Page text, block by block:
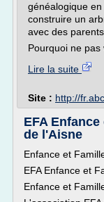
généalogique
construire un
avec des
Pourquoi ne pas
Lire la suite
Site : http://
EFA
de l'Aisne
Enfance et
EFA Enfance et
Enfance et